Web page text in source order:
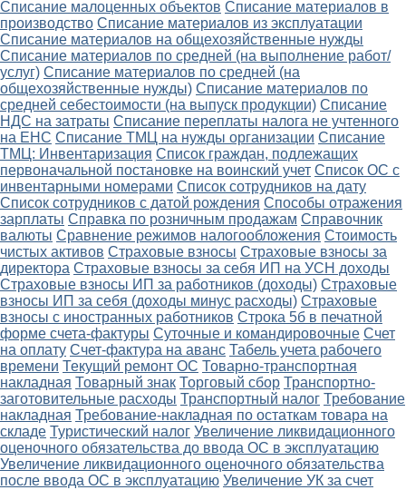
Списание малоценных объектов Списание материалов в
производство Списание материалов из эксплуатации
Списание материалов на общехозяйственные нужды
Списание материалов по средней (на выполнение работ/
услуг) Списание материалов по средней (на
общехозяйственные нужды) Списание материалов по
средней себестоимости (на выпуск продукции) Списание
НДС на затраты Списание переплаты налога не учтенного
на ЕНС Списание ТМЦ на нужды организации Списание
ТМЦ: Инвентаризация Список граждан, подлежащих
первоначальной постановке на воинский учет Список ОС с
инвентарными номерами Список сотрудников на дату
Список сотрудников с датой рождения Способы отражения
зарплаты Справка по розничным продажам Справочник
валюты Сравнение режимов налогообложения Стоимость
чистых активов Страховые взносы Страховые взносы за
директора Страховые взносы за себя ИП на УСН доходы
Страховые взносы ИП за работников (доходы) Страховые
взносы ИП за себя (доходы минус расходы) Страховые
взносы с иностранных работников Строка 5б в печатной
форме счета-фактуры Суточные и командировочные Счет
на оплату Счет-фактура на аванс Табель учета рабочего
времени Текущий ремонт ОС Товарно-транспортная
накладная Товарный знак Торговый сбор Транспортно-
заготовительные расходы Транспортный налог Требование
накладная Требование-накладная по остаткам товара на
складе Туристический налог Увеличение ликвидационного
оценочного обязательства до ввода ОС в эксплуатацию
Увеличение ликвидационного оценочного обязательства
после ввода ОС в эксплуатацию Увеличение УК за счет